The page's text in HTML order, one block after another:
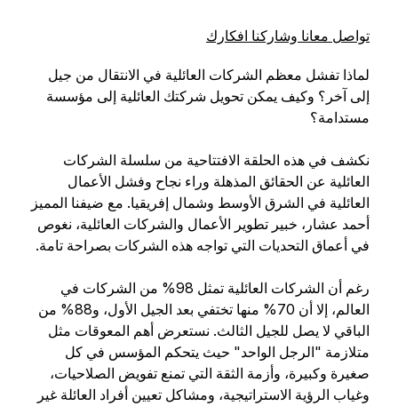
تواصل معانا وشاركنا افكارك
لماذا تفشل معظم الشركات العائلية في الانتقال من جيل
إلى آخر؟ وكيف يمكن تحويل شركتك العائلية إلى مؤسسة
مستدامة؟
نكشف في هذه الحلقة الافتتاحية من سلسلة الشركات
العائلية عن الحقائق المذهلة وراء نجاح وفشل الأعمال
العائلية في الشرق الأوسط وشمال إفريقيا. مع ضيفنا المميز
أحمد عشار، خبير تطوير الأعمال والشركات العائلية، نغوص
في أعماق التحديات التي تواجه هذه الشركات بصراحة تامة.
رغم أن الشركات العائلية تمثل 98% من الشركات في
العالم، إلا أن 70% منها تختفي بعد الجيل الأول، و88% من
الباقي لا يصل للجيل الثالث. نستعرض أهم المعوقات مثل
متلازمة "الرجل الواحد" حيث يتحكم المؤسس في كل
صغيرة وكبيرة، وأزمة الثقة التي تمنع تفويض الصلاحيات،
وغياب الرؤية الاستراتيجية، ومشاكل تعيين أفراد العائلة غير